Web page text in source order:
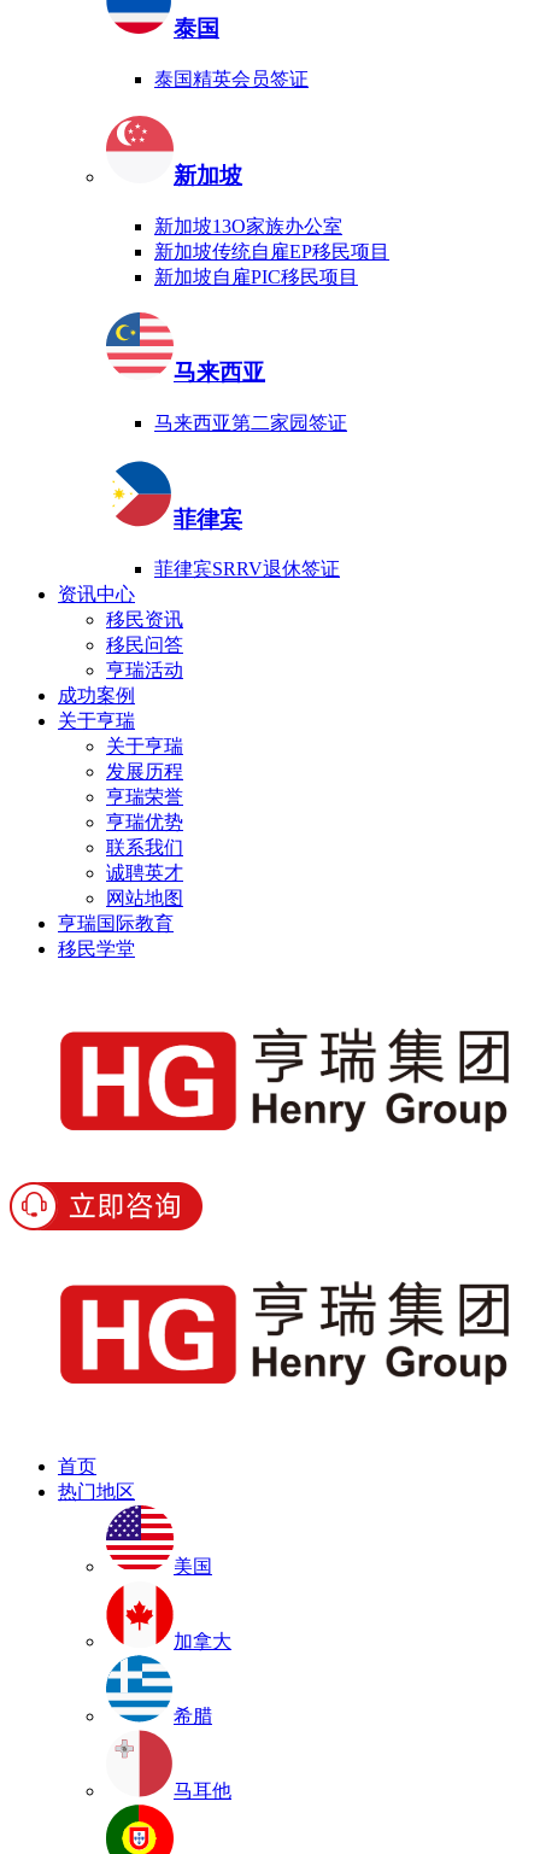
泰国
泰国精英会员签证
新加坡
新加坡13O家族办公室
新加坡传统自雇EP移民项目
新加坡自雇PIC移民项目
马来西亚
马来西亚第二家园签证
菲律宾
菲律宾SRRV退休签证
资讯中心
移民资讯
移民问答
亨瑞活动
成功案例
关于亨瑞
关于亨瑞
发展历程
亨瑞荣誉
亨瑞优势
联系我们
诚聘英才
网站地图
亨瑞国际教育
移民学堂
首页
热门地区
美国
加拿大
希腊
马耳他